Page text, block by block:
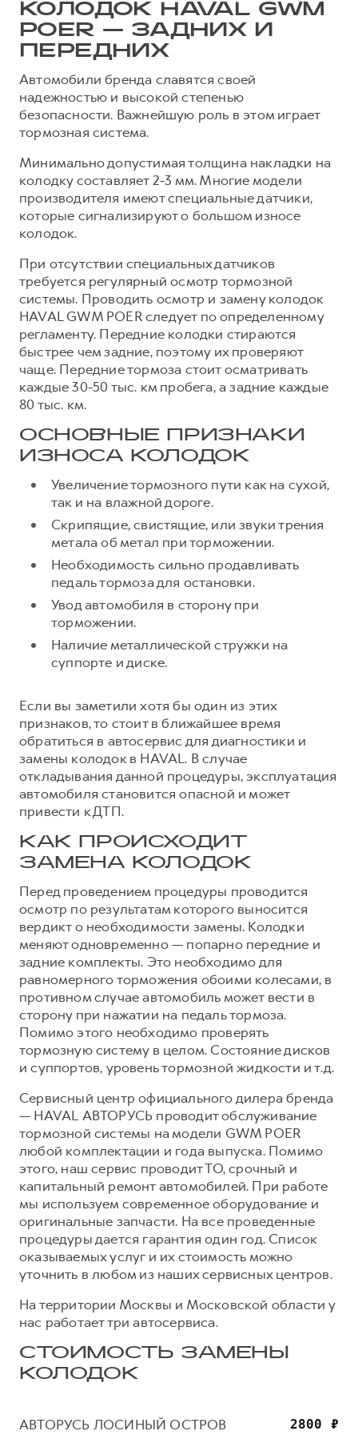
от 3 199 000 ₽ от 3 499 000 ₽
от 2 899 000 ₽ от 3 599 000 ₽
POER
от 3 449 000 ₽
Тест-драйв
Трейд-ин
КРЕДИТ И СТРАХОВАНИЕ
Кредитный калькулятор
Страхование
Кредит
Для малого бизнеса
Корпоративным клиентам
Крупным корпоративным клиентам
Система управления автопарком
Сервис для корпоративных клиентов
HAVAL Лизинг
АКСЕССУАРЫ HAVAL
Автомобильные аксессуары
Коллекция CITY
Коллекция Базовая
Коллекция Детская
СЕРВИСНОЕ ОБСЛУЖИВАНИЕ
Нулевое ТО
Программа «Помощь на дороге»
Регламенты технического обслуживания
Электронный ПТС
ПОДДЕРЖКА
GWM Безопасность
Гарантия HAVAL
Мобильное приложение GWM
Программа «HAVAL Защита+»
Руководства по эксплуатации
Подписки
АКСЕССУАРЫ HAVAL
Автомобильные аксессуары
Коллекция CITY
Коллекция Базовая
Коллекция Детская
О дилере
Наша команда
Контакты
КОЛОДОК HAVAL GWM
POER — ЗАДНИХ И
ПЕРЕДНИХ
Автомобили бренда славятся своей
надежностью и высокой степенью
безопасности. Важнейшую роль в этом играет
тормозная система.
Минимально допустимая толщина накладки на
колодку составляет 2-3 мм. Многие модели
производителя имеют специальные датчики,
которые сигнализируют о большом износе
колодок.
При отсутствии специальных датчиков
требуется регулярный осмотр тормозной
системы. Проводить осмотр и замену колодок
HAVAL GWM POER следует по определенному
регламенту. Передние колодки стираются
быстрее чем задние, поэтому их проверяют
чаще. Передние тормоза стоит осматривать
каждые 30-50 тыс. км пробега, а задние каждые
80 тыс. км.
ОСНОВНЫЕ ПРИЗНАКИ
ИЗНОСА КОЛОДОК
Увеличение тормозного пути как на сухой,
так и на влажной дороге.
Скрипящие, свистящие, или звуки трения
метала об метал при торможении.
Необходимость сильно продавливать
педаль тормоза для остановки.
Увод автомобиля в сторону при
торможении.
Наличие металлической стружки на
суппорте и диске.
Если вы заметили хотя бы один из этих
признаков, то стоит в ближайшее время
обратиться в автосервис для диагностики и
замены колодок в HAVAL. В случае
откладывания данной процедуры, эксплуатация
автомобиля становится опасной и может
привести к ДТП.
КАК ПРОИСХОДИТ
ЗАМЕНА КОЛОДОК
Перед проведением процедуры проводится
осмотр по результатам которого выносится
вердикт о необходимости замены. Колодки
меняют одновременно — попарно передние и
задние комплекты. Это необходимо для
равномерного торможения обоими колесами, в
противном случае автомобиль может вести в
сторону при нажатии на педаль тормоза.
Помимо этого необходимо проверять
тормозную систему в целом. Состояние дисков
и суппортов, уровень тормозной жидкости и т.д.
Сервисный центр официального дилера бренда
— HAVAL АВТОРУСЬ проводит обслуживание
тормозной системы на модели GWM POER
любой комплектации и года выпуска. Помимо
этого, наш сервис проводит ТО, срочный и
капитальный ремонт автомобилей. При работе
мы используем современное оборудование и
оригинальные запчасти. На все проведенные
процедуры дается гарантия один год. Список
оказываемых услуг и их стоимость можно
уточнить в любом из наших сервисных центров.
На территории Москвы и Московской области у
нас работает три автосервиса.
СТОИМОСТЬ ЗАМЕНЫ
КОЛОДОК
АВТОРУСЬ ЛОСИНЫЙ ОСТРОВ